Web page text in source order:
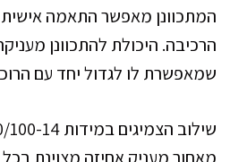
המתכוונן מאפשר התאמה אישית
הרכיבה. היכולת להתכוונן
שמאפשרת לו לגדול יחד עם